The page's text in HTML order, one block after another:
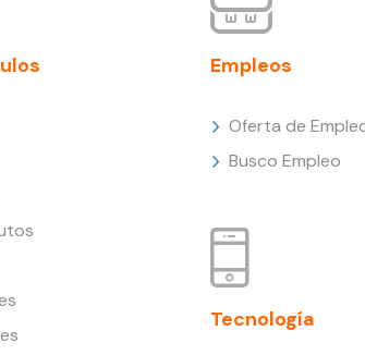
Empleos
Oferta de
Busco Empleo
Tecnología